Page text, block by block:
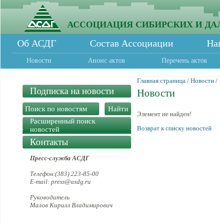
АССОЦИАЦИЯ СИБИРСКИХ И
Об АСДГ Состав Ассоциации
Новости Анонс актов Перечень актов
Подписка на новости
Расширенный поиск
новостей
Контакты
Пресс-служба АСДГ
Телефон:(383) 223-85-00
E-mail: press@asdg.ru
Руководитель
Малов Кирилл Владимирович
Главная страница / Новости /
Новости
Элемент не найден!
Возврат к списку новостей